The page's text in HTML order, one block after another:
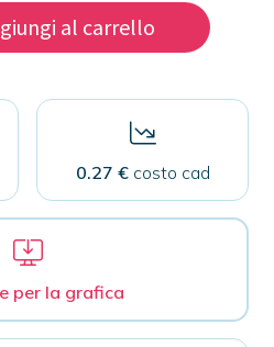
al carrello
0.27 €costo cad
per la grafica